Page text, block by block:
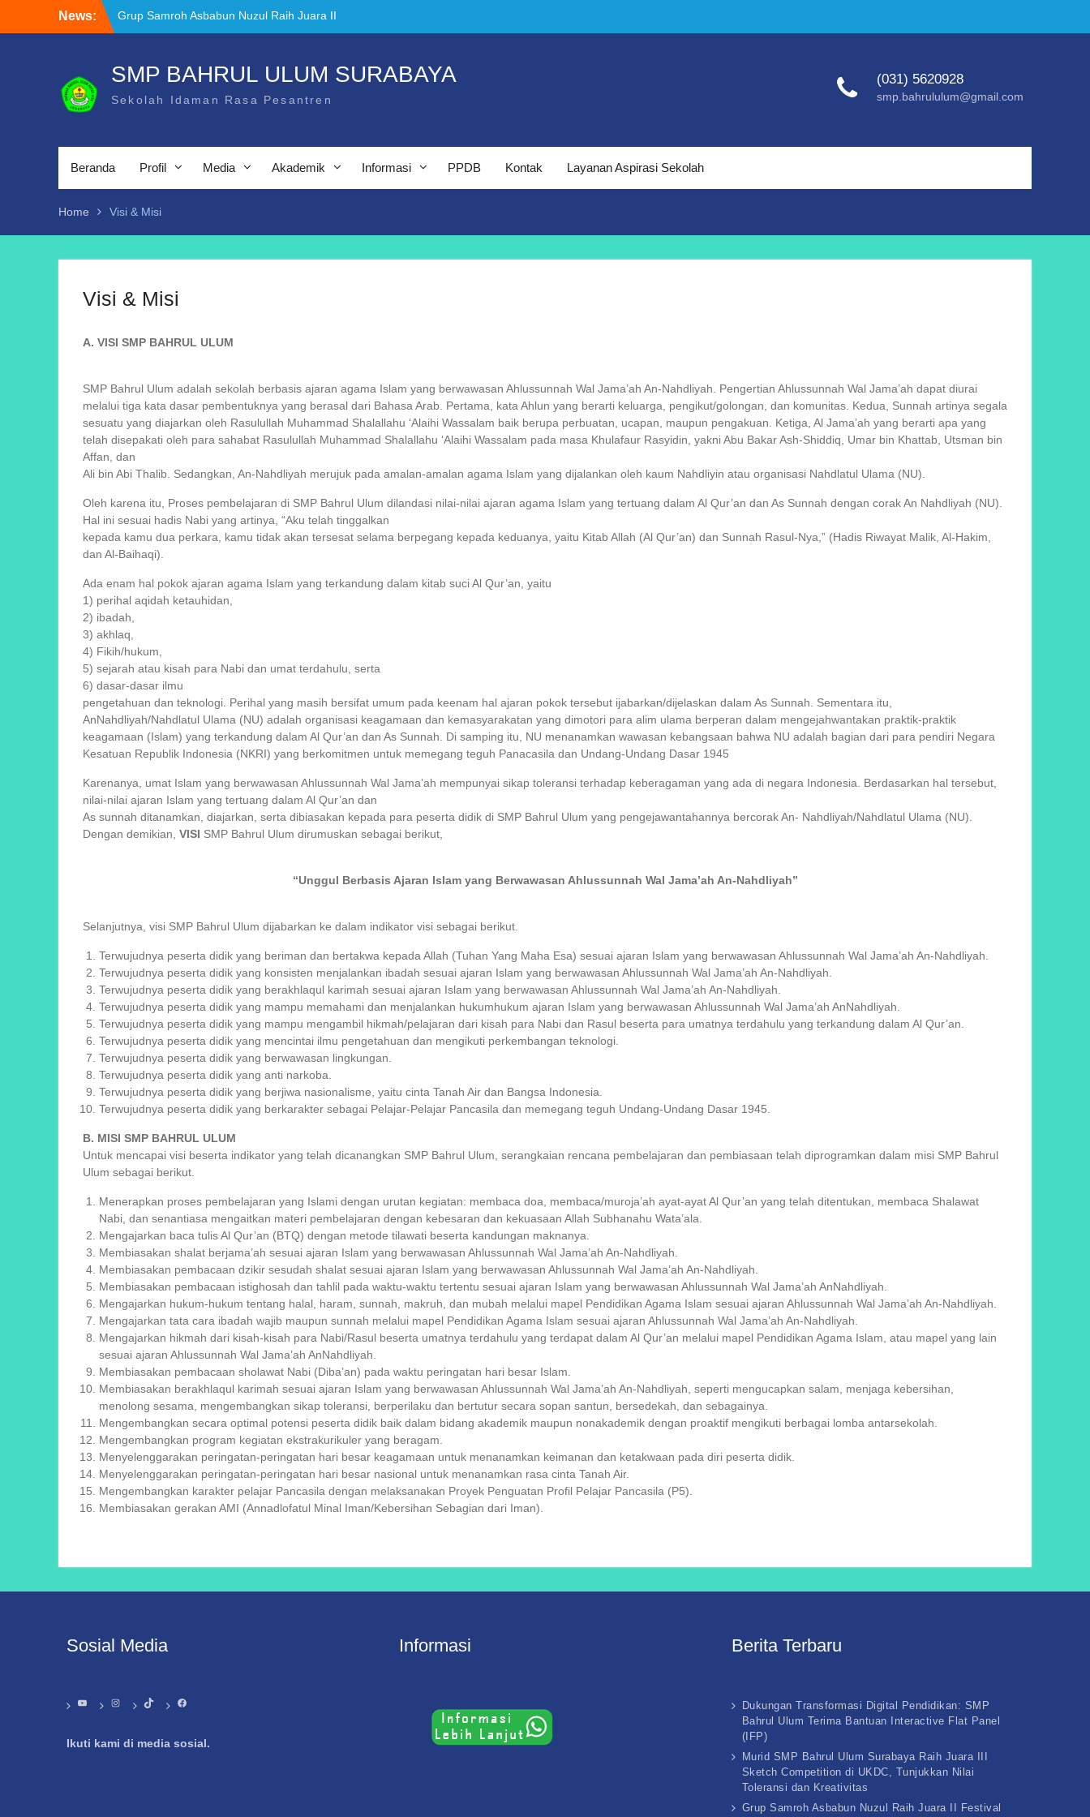
News:
Grup Samroh Asbabun Nuzul Raih Juara II
Festival Banjari & Samroh
Pendidikan: SMP Bahrul Ulum Terima
Bantuan Interactive Flat Panel (IFP)
Murid SMP Bahrul Ulum Surabaya Raih
SMP BAHRUL ULUM SURABAYA
Sekolah Idaman Rasa Pesantren
(031) 5620928
smp.bahrululum@gmail.com
Beranda Profil Media Akademik Informasi PPDB Kontak Layanan Aspirasi Sekolah
Home Visi & Misi
Visi & Misi
A. VISI SMP BAHRUL ULUM
SMP Bahrul Ulum adalah sekolah berbasis ajaran agama Islam yang berwawasan Ahlussunnah Wal Jama’ah An-Nahdliyah. Pengertian Ahlussunnah Wal Jama’ah dapat diurai
melalui tiga kata dasar pembentuknya yang berasal dari Bahasa Arab. Pertama, kata Ahlun yang berarti keluarga, pengikut/golongan, dan komunitas. Kedua, Sunnah artinya segala
sesuatu yang diajarkan oleh Rasulullah Muhammad Shalallahu ‘Alaihi Wassalam baik berupa perbuatan, ucapan, maupun pengakuan. Ketiga, Al Jama’ah yang berarti apa yang
telah disepakati oleh para sahabat Rasulullah Muhammad Shalallahu ‘Alaihi Wassalam pada masa Khulafaur Rasyidin, yakni Abu Bakar Ash-Shiddiq, Umar bin Khattab, Utsman bin
Affan, dan
Ali bin Abi Thalib. Sedangkan, An-Nahdliyah merujuk pada amalan-amalan agama Islam yang dijalankan oleh kaum Nahdliyin atau organisasi Nahdlatul Ulama (NU).
Oleh karena itu, Proses pembelajaran di SMP Bahrul Ulum dilandasi nilai-nilai ajaran agama Islam yang tertuang dalam Al Qur’an dan As Sunnah dengan corak An Nahdliyah (NU).
Hal ini sesuai hadis Nabi yang artinya, “Aku telah tinggalkan
kepada kamu dua perkara, kamu tidak akan tersesat selama berpegang kepada keduanya, yaitu Kitab Allah (Al Qur’an) dan Sunnah Rasul-Nya,” (Hadis Riwayat Malik, Al-Hakim,
dan Al-Baihaqi).
Ada enam hal pokok ajaran agama Islam yang terkandung dalam kitab suci Al Qur’an, yaitu
1) perihal aqidah ketauhidan,
2) ibadah,
3) akhlaq,
4) Fikih/hukum,
5) sejarah atau kisah para Nabi dan umat terdahulu, serta
6) dasar-dasar ilmu
pengetahuan dan teknologi. Perihal yang masih bersifat umum pada keenam hal ajaran pokok tersebut ijabarkan/dijelaskan dalam As Sunnah. Sementara itu,
AnNahdliyah/Nahdlatul Ulama (NU) adalah organisasi keagamaan dan kemasyarakatan yang dimotori para alim ulama berperan dalam mengejahwantakan praktik-praktik
keagamaan (Islam) yang terkandung dalam Al Qur’an dan As Sunnah. Di samping itu, NU menanamkan wawasan kebangsaan bahwa NU adalah bagian dari para pendiri Negara
Kesatuan Republik Indonesia (NKRI) yang berkomitmen untuk memegang teguh Panacasila dan Undang-Undang Dasar 1945
Karenanya, umat Islam yang berwawasan Ahlussunnah Wal Jama’ah mempunyai sikap toleransi terhadap keberagaman yang ada di negara Indonesia. Berdasarkan hal tersebut,
nilai-nilai ajaran Islam yang tertuang dalam Al Qur’an dan
As sunnah ditanamkan, diajarkan, serta dibiasakan kepada para peserta didik di SMP Bahrul Ulum yang pengejawantahannya bercorak An- Nahdliyah/Nahdlatul Ulama (NU).
Dengan demikian, VISI SMP Bahrul Ulum dirumuskan sebagai berikut,
“Unggul Berbasis Ajaran Islam yang Berwawasan Ahlussunnah Wal Jama’ah An-Nahdliyah”
Selanjutnya, visi SMP Bahrul Ulum dijabarkan ke dalam indikator visi sebagai berikut.
Terwujudnya peserta didik yang beriman dan bertakwa kepada Allah (Tuhan Yang Maha Esa) sesuai ajaran Islam yang berwawasan Ahlussunnah Wal Jama’ah An-Nahdliyah.
Terwujudnya peserta didik yang konsisten menjalankan ibadah sesuai ajaran Islam yang berwawasan Ahlussunnah Wal Jama’ah An-Nahdliyah.
Terwujudnya peserta didik yang berakhlaqul karimah sesuai ajaran Islam yang berwawasan Ahlussunnah Wal Jama’ah An-Nahdliyah.
Terwujudnya peserta didik yang mampu memahami dan menjalankan hukumhukum ajaran Islam yang berwawasan Ahlussunnah Wal Jama’ah AnNahdliyah.
Terwujudnya peserta didik yang mampu mengambil hikmah/pelajaran dari kisah para Nabi dan Rasul beserta para umatnya terdahulu yang terkandung dalam Al Qur’an.
Terwujudnya peserta didik yang mencintai ilmu pengetahuan dan mengikuti perkembangan teknologi.
Terwujudnya peserta didik yang berwawasan lingkungan.
Terwujudnya peserta didik yang anti narkoba.
Terwujudnya peserta didik yang berjiwa nasionalisme, yaitu cinta Tanah Air dan Bangsa Indonesia.
Terwujudnya peserta didik yang berkarakter sebagai Pelajar-Pelajar Pancasila dan memegang teguh Undang-Undang Dasar 1945.
B. MISI SMP BAHRUL ULUM
Untuk mencapai visi beserta indikator yang telah dicanangkan SMP Bahrul Ulum, serangkaian rencana pembelajaran dan pembiasaan telah diprogramkan dalam misi SMP Bahrul
Ulum sebagai berikut.
Menerapkan proses pembelajaran yang Islami dengan urutan kegiatan: membaca doa, membaca/muroja’ah ayat-ayat Al Qur’an yang telah ditentukan, membaca Shalawat
Nabi, dan senantiasa mengaitkan materi pembelajaran dengan kebesaran dan kekuasaan Allah Subhanahu Wata’ala.
Mengajarkan baca tulis Al Qur’an (BTQ) dengan metode tilawati beserta kandungan maknanya.
Membiasakan shalat berjama’ah sesuai ajaran Islam yang berwawasan Ahlussunnah Wal Jama’ah An-Nahdliyah.
Membiasakan pembacaan dzikir sesudah shalat sesuai ajaran Islam yang berwawasan Ahlussunnah Wal Jama’ah An-Nahdliyah.
Membiasakan pembacaan istighosah dan tahlil pada waktu-waktu tertentu sesuai ajaran Islam yang berwawasan Ahlussunnah Wal Jama’ah AnNahdliyah.
Mengajarkan hukum-hukum tentang halal, haram, sunnah, makruh, dan mubah melalui mapel Pendidikan Agama Islam sesuai ajaran Ahlussunnah Wal Jama’ah An-Nahdliyah.
Mengajarkan tata cara ibadah wajib maupun sunnah melalui mapel Pendidikan Agama Islam sesuai ajaran Ahlussunnah Wal Jama’ah An-Nahdliyah.
Mengajarkan hikmah dari kisah-kisah para Nabi/Rasul beserta umatnya terdahulu yang terdapat dalam Al Qur’an melalui mapel Pendidikan Agama Islam, atau mapel yang lain
sesuai ajaran Ahlussunnah Wal Jama’ah AnNahdliyah.
Membiasakan pembacaan sholawat Nabi (Diba’an) pada waktu peringatan hari besar Islam.
Membiasakan berakhlaqul karimah sesuai ajaran Islam yang berwawasan Ahlussunnah Wal Jama’ah An-Nahdliyah, seperti mengucapkan salam, menjaga kebersihan,
menolong sesama, mengembangkan sikap toleransi, berperilaku dan bertutur secara sopan santun, bersedekah, dan sebagainya.
Mengembangkan secara optimal potensi peserta didik baik dalam bidang akademik maupun nonakademik dengan proaktif mengikuti berbagai lomba antarsekolah.
Mengembangkan program kegiatan ekstrakurikuler yang beragam.
Menyelenggarakan peringatan-peringatan hari besar keagamaan untuk menanamkan keimanan dan ketakwaan pada diri peserta didik.
Menyelenggarakan peringatan-peringatan hari besar nasional untuk menanamkan rasa cinta Tanah Air.
Mengembangkan karakter pelajar Pancasila dengan melaksanakan Proyek Penguatan Profil Pelajar Pancasila (P5).
Membiasakan gerakan AMI (Annadlofatul Minal Iman/Kebersihan Sebagian dari Iman).
Sosial Media
YouTubeInstagramTikTok Facebook
Ikuti kami di media sosial.
Informasi Berita Terbaru
Dukungan Transformasi Digital Pendidikan: SMP
Bahrul Ulum Terima Bantuan Interactive Flat Panel
(IFP)
Murid SMP Bahrul Ulum Surabaya Raih Juara III
Sketch Competition di UKDC, Tunjukkan Nilai
Toleransi dan Kreativitas
Grup Samroh Asbabun Nuzul Raih Juara II Festival